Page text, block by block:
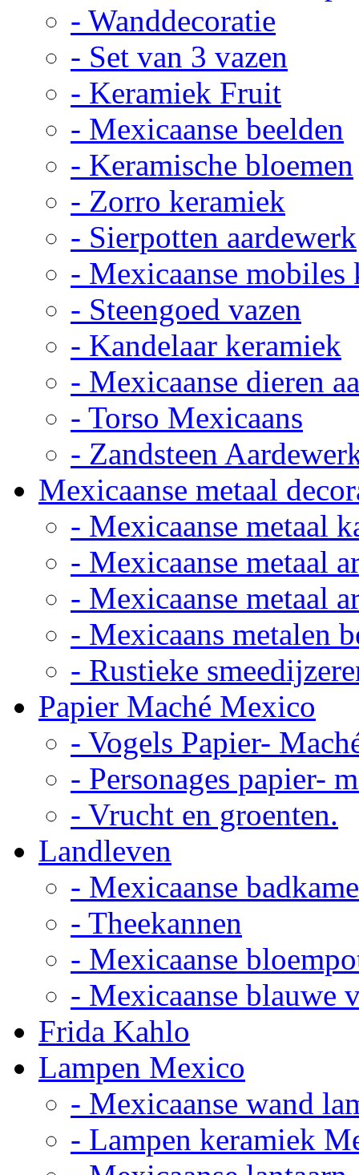
- Wanddecoratie
- Set van 3 vazen
- Keramiek Fruit
- Mexicaanse beelden
- Keramische bloemen
- Zorro keramiek
- Sierpotten aardewerk
- Mexicaanse mobiles
- Steengoed vazen
- Kandelaar keramiek
- Mexicaanse dieren
- Torso Mexicaans
- Zandsteen
Mexicaanse metaal
- Mexicaanse metaal
- Mexicaanse metaal
- Mexicaanse metaal
- Mexicaans metalen
- Rustieke
Papier Maché Mexico
- Vogels Papier-
- Personages papier-
- Vrucht en groenten.
Landleven
- Mexicaanse
- Theekannen
- Mexicaanse
- Mexicaanse blauwe
Frida Kahlo
Lampen Mexico
- Mexicaanse wand
- Lampen keramiek